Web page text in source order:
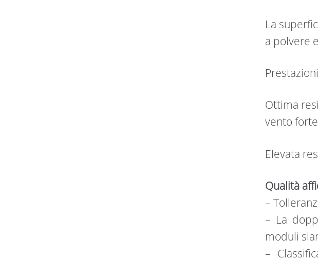
La
a polvere
Ottima
vento
Elevata
Qualità
–
– La
moduli
–